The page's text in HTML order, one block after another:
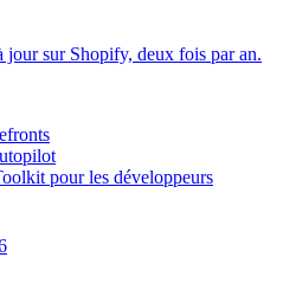
jour sur Shopify, deux fois par an.
pour les développeurs